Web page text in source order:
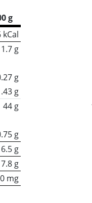
g
kCal
1.7 g
g
g
44 g
g
6.5 g
7.8 g
mg